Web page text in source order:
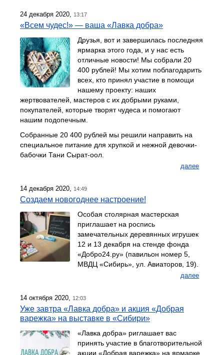
24 декабря 2020, 13:17
«Всем чудес!» — ваша «Лавка добра»
Друзья, вот и завершилась последняя
ярмарка этого года, и у нас есть
отличные новости! Мы собрали 20
400 рублей! Мы хотим поблагодарить
всех, кто принял участие в помощи
нашему проекту: наших
жертвователей, мастеров с их добрыми руками,
покупателей, которые творят чудеса и помогают
нашим подопечным.
Собранные 20 400 рублей мы решили направить на
специальное питание для хрупкой и нежной девочки-
бабочки Тани Сырат-оол.
далее
14 декабря 2020, 14:49
Создаем новогоднее настроение!
Особая столярная мастерская
приглашает на роспись
замечательных деревянных игрушек
12 и 13 декабря на стенде фонда
«Добро24.ру» (павильон номер 5,
МВДЦ «Сибирь», ул. Авиаторов, 19).
далее
14 октября 2020, 12:03
Уже завтра «Лавка добра» и акция «Добрая
варежка» на выставке в «Сибири»
«Лавка добра» риглашает вас
принять участие в благотворительной
акции «Добрая варежка» на ярмарке